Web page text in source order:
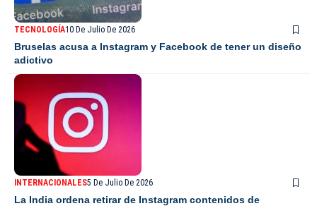
TECNOLOGÍA10 De Julio De 2026
Bruselas acusa a Instagram y Facebook de tener un diseño
adictivo
INTERNACIONALES5 De Julio De 2026
La India ordena retirar de Instagram contenidos de